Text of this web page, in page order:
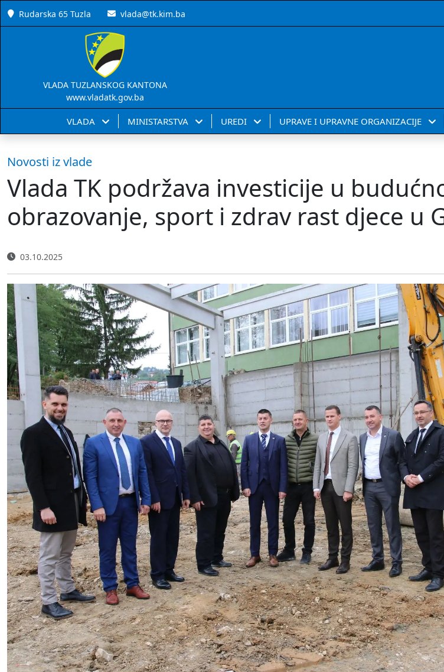
Rudarska 65 Tuzla vlada@tk.kim.ba
VLADA TUZLANSKOG KANTONA
www.vladatk.gov.ba
VLADA MINISTARSTVA UREDI UPRAVE I UPRAVNE ORGANIZACIJE
Novosti iz vlade
Vlada TK podržava investicije u
obrazovanje, sport i zdrav rast djece u
03.10.2025